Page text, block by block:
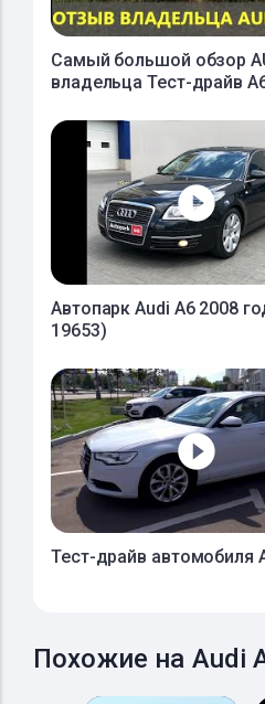
Самый большой обзор
владельца Тест-драйв
Автопарк Audi A6 2008
19653)
Тест-драйв автомобиля
Похожие на Audi